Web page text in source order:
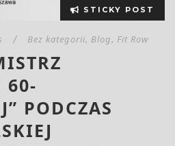
STICKY POST
/ Bez kategorii, Blog, Fit Row
60-
PODCZAS